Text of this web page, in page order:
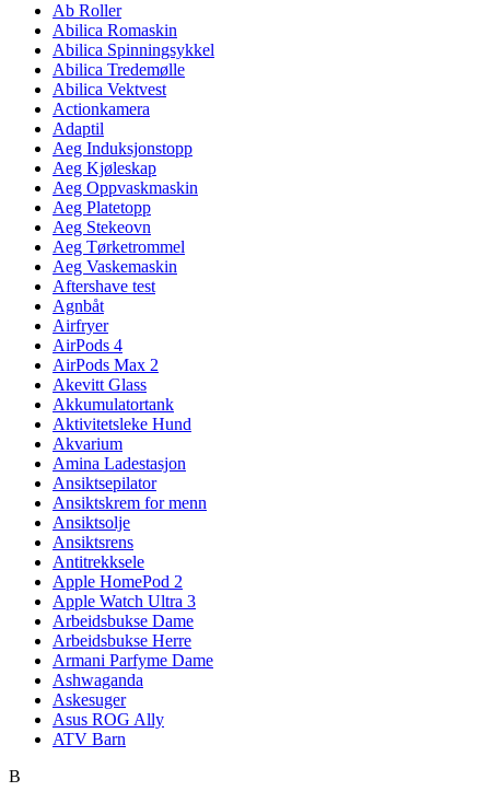
Ab Roller
Abilica Romaskin
Abilica Spinningsykkel
Abilica Tredemølle
Abilica Vektvest
Actionkamera
Adaptil
Aeg Induksjonstopp
Aeg Kjøleskap
Aeg Oppvaskmaskin
Aeg Platetopp
Aeg Stekeovn
Aeg Tørketrommel
Aeg Vaskemaskin
Aftershave test
Agnbåt
Airfryer
AirPods 4
AirPods Max 2
Akevitt Glass
Akkumulatortank
Aktivitetsleke Hund
Akvarium
Amina Ladestasjon
Ansiktsepilator
Ansiktskrem for menn
Ansiktsolje
Ansiktsrens
Antitrekksele
Apple HomePod 2
Apple Watch Ultra 3
Arbeidsbukse Dame
Arbeidsbukse Herre
Armani Parfyme Dame
Ashwaganda
Askesuger
Asus ROG Ally
ATV Barn
B